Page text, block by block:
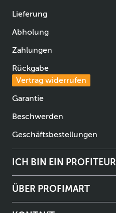
Lieferung
Abholung
Zahlungen
Rückgabe
Vertrag widerrufen
Garantie
Beschwerden
Geschäftsbestellungen
ICH BIN EIN PROFITEUR
ÜBER PROFIMART